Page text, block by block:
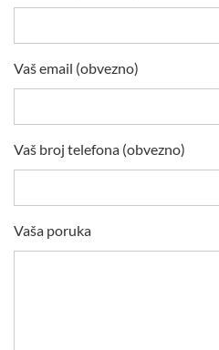
Vaš email (obvezno)
Vaš broj telefona (obvezno)
Vaša poruka